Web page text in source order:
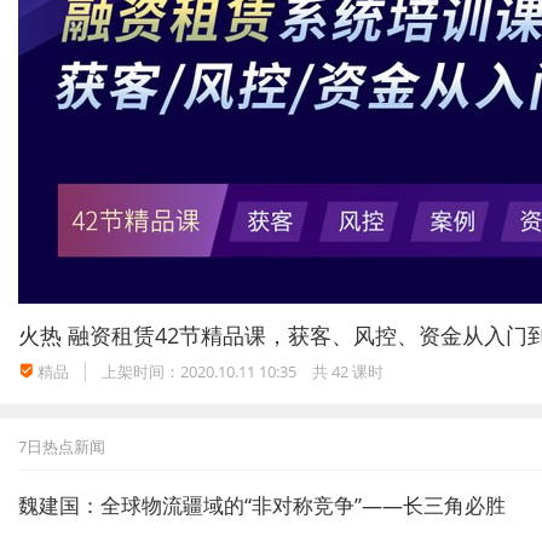
火热 融资租赁42节精品课，获客、风控、资金从入门
精品 上架时间：2020.10.11 10:35 共 42 课时
7日热点新闻
魏建国：全球物流疆域的“非对称竞争”——长三角必胜